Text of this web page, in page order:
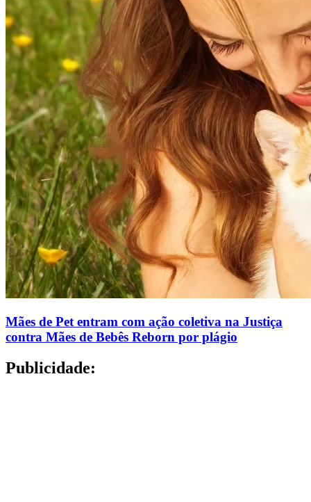
Mães de Pet entram com ação coletiva na Justiça
contra Mães de Bebês Reborn por plágio
Publicidade: